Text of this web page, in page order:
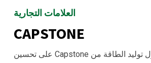
العلامات التجارية
CAPSTONE
تساعد حلول توليد الطاقة من Capstone على تحسين